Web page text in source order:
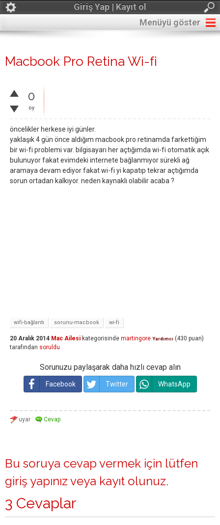
Giriş Yap | Kayıt ol
Menüyü göster
Macbook Pro Retina Wi-fi
0
oy
öncelikler herkese iyi günler.
yaklaşık 4 gün önce aldığım macbook pro retinamda farkettiğim
bir wi-fi problemi var. bilgisayarı her açtığımda wi-fi otomatik açık
bulunuyor fakat evimdeki internete bağlanmıyor sürekli ağ
aramaya devam ediyor fakat wi-fi yi kapatıp tekrar açtığımda
sorun ortadan kalkıyor. neden kaynaklı olabilir acaba ?
wifi-bağlantı sorunu-macbook wi-fi
20 Aralık 2014 Mac Ailesi kategorisinde martingore Yardımcı (430 puan)
tarafından soruldu
Sorunuzu paylaşarak daha hızlı cevap alın
Facebook Twitter WhatsApp
Bu soruya cevap vermek için lütfen
giriş yapınız veya kayıt olunuz.
3 Cevaplar